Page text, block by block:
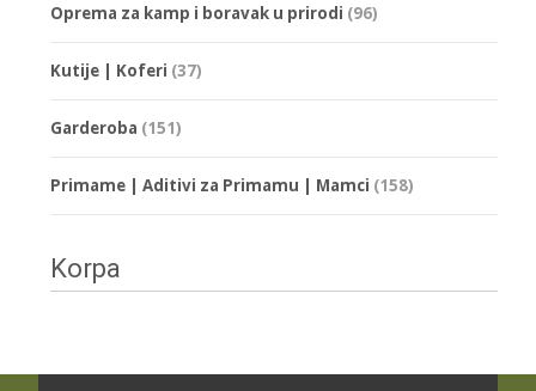
Oprema za kamp i boravak u prirodi (96)
Kutije | Koferi (37)
Garderoba (151)
Primame | Aditivi za Primamu | Mamci (158)
Korpa